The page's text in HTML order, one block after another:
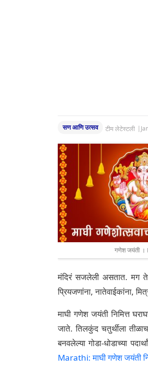
सण आणि उत्सव टीम लेटेस्टली |
गणेश जयंती ।
मंदिरं सजलेली असतात. मग
प्रियजणांना, नातेवाईकांना,
माघी गणेश जयंती निमित्त
जाते. तिलकुंद चतुर्थीला
बनवलेल्या गोडा-धोडाच्या
Marathi: माघी गणेश जयंती